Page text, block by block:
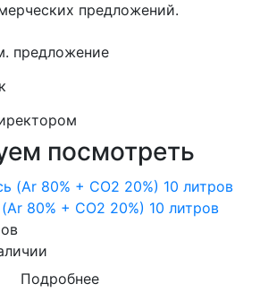
предложений.
предложение
посмотреть
80% + CO2 20%) 10 литров
Подробнее